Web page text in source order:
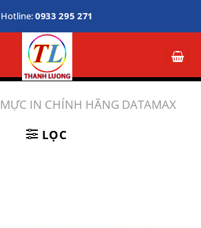
Hotline:0933 295 271
MỰC IN CHÍNH HÃNG DATAMAX
LỌC